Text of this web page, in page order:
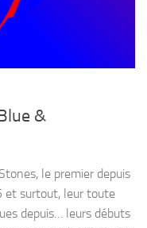
&
le premier depuis
et surtout, leur toute
depuis… leurs débuts